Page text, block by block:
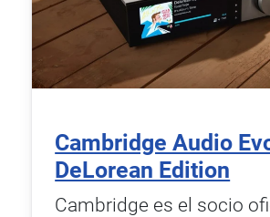
Cambridge Audio
DeLorean Edition
Cambridge es el socio